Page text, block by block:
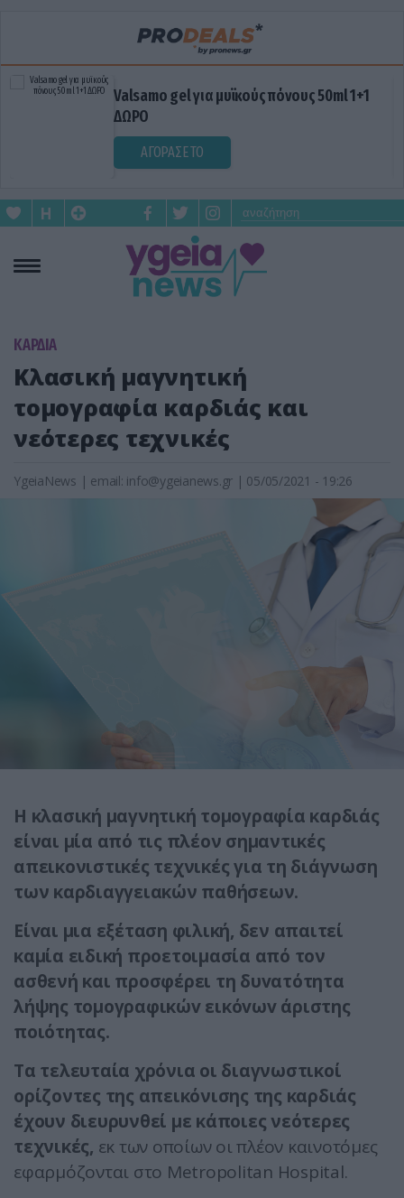
Valsamo gel για μυϊκούς πόνους 50ml 1+1
ΔΩΡΟ
ΑΓΟΡΑΣΕ ΤΟ
KΑΡΔΙΑ
Κλασική μαγνητική
τομογραφία καρδιάς και
νεότερες τεχνικές
YgeiaNews | email: info@ygeianews.gr | 05/05/2021 - 19:26
Η κλασική μαγνητική τομογραφία καρδιάς
είναι μία από τις πλέον σημαντικές
απεικονιστικές τεχνικές για τη διάγνωση
των καρδιαγγειακών παθήσεων.
Είvαι μια εξέταση φιλική, δεν απαιτεί
καμία ειδική προετοιμασία από τον
ασθενή και προσφέρει τη δυvατότητα
λήψης τoμoγραφικώv εικόvωv άριστης
ποιότητας.
Τα τελευταία χρόνια οι διαγνωστικοί
ορίζοντες της απεικόνισης της καρδιάς
έχουν διευρυνθεί με κάποιες νεότερες
τεχνικές, εκ των οποίων οι πλέον καινοτόμες
εφαρμόζονται στο Metropolitan Hospital.